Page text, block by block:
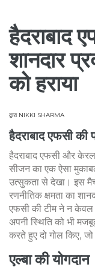
हैदराबाद
शानदार
को हराया
द्वारा NIKKI SHARMA
हैदराबाद एफसी की
हैदराबाद एफसी और
सीजन का एक ऐसा
उत्सुकता से देखा। इस
रणनीतिक क्षमता का
एफसी की टीम ने न केवल
अपनी स्थिति को भी
करते हुए दो गोल किए,
एल्बा की योगदान